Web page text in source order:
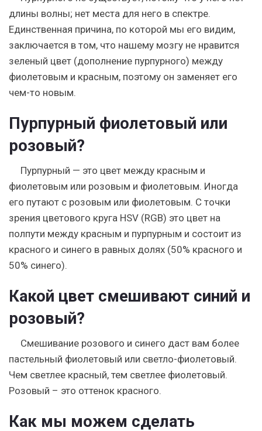
длины волны; нет места для него в спектре.
Единственная причина, по которой мы его видим,
заключается в том, что нашему мозгу не нравится
зеленый цвет (дополнение пурпурного) между
фиолетовым и красным, поэтому он заменяет его
чем-то новым.
Пурпурный фиолетовый или
розовый?
Пурпурный — это цвет между красным и
фиолетовым или розовым и фиолетовым. Иногда
его путают с розовым или фиолетовым. С точки
зрения цветового круга HSV (RGB) это цвет на
полпути между красным и пурпурным и состоит из
красного и синего в равных долях (50% красного и
50% синего).
Какой цвет смешивают синий и
розовый?
Смешивание розового и синего даст вам более
пастельный фиолетовый или светло-фиолетовый.
Чем светлее красный, тем светлее фиолетовый.
Розовый – это оттенок красного.
Как мы можем сделать